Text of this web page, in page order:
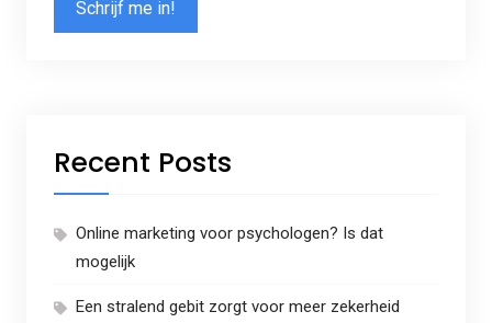
Recent Posts
Online marketing voor psychologen? Is dat
mogelijk
Een stralend gebit zorgt voor meer zekerheid